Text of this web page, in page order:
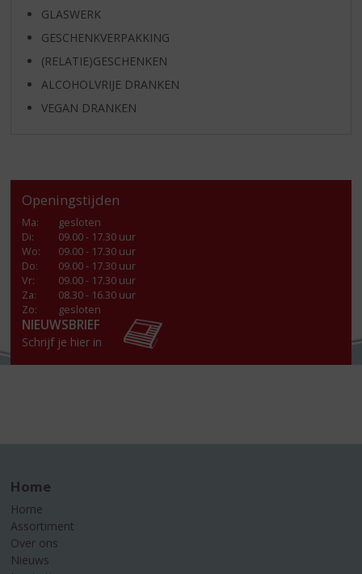
GLASWERK
GESCHENKVERPAKKING
(RELATIE)GESCHENKEN
ALCOHOLVRIJE DRANKEN
VEGAN DRANKEN
Openingstijden
Ma:
gesloten
Di:
09.00 - 17.30 uur
Wo:
09.00 - 17.30 uur
Do:
09.00 - 17.30 uur
Vr:
09.00 - 17.30 uur
Za:
08.30 - 16.30 uur
Zo:
gesloten
NIEUWSBRIEF
Schrijf je hier in
Home
Home
Assortiment
Over ons
Nieuws